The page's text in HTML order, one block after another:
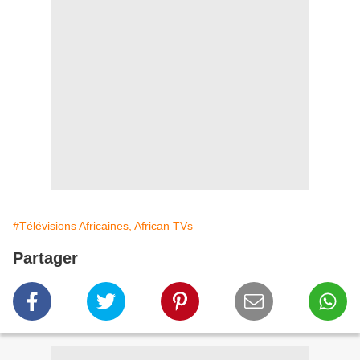
#Télévisions Africaines, African TVs
Partager